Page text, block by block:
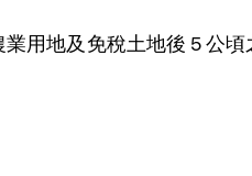
用地及免稅土地後 5 公頃